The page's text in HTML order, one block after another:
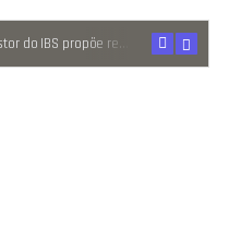
Comitê Gestor do IBS propõe reter metade de 2027